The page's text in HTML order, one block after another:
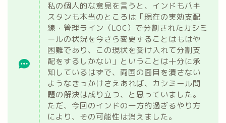
私の個人的な意見を言うと、インドもパキ
スタンも本当のところは「現在の実効支配
線・管理ライン（LOC）で分割されたカシミ
ールの状況を今さら変更することはもはや
困難であり、この現状を受け入れて分割支
配をするしかない」ということは十分に承
知しているはずで、両国の面目を潰さない
ようなきっかけさえあれば、カシミール問
題の解決は成り立つ、と思っていました。
ただ、今回のインドの一方的過ぎるやり方
により、その可能性は消えました。